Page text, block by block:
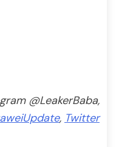
@LeakerBaba,
, Twitter